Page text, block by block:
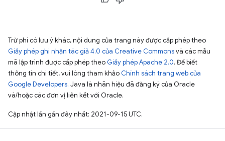
Trừ phi có lưu ý khác, nội dung của trang này được cấp phép theo
Giấy phép ghi nhận tác giả 4.0 của Creative Commonsvà các mẫu
mã lập trình được cấp phép theo Giấy phép Apache 2.0. Để biết
thông tin chi tiết, vui lòng tham khảo Chính sách trang web của
Google Developers. Java là nhãn hiệu đã đăng ký của Oracle
và/hoặc các đơn vị liên kết với Oracle.
Cập nhật lần gần đây nhất: 2021-09-15 UTC.